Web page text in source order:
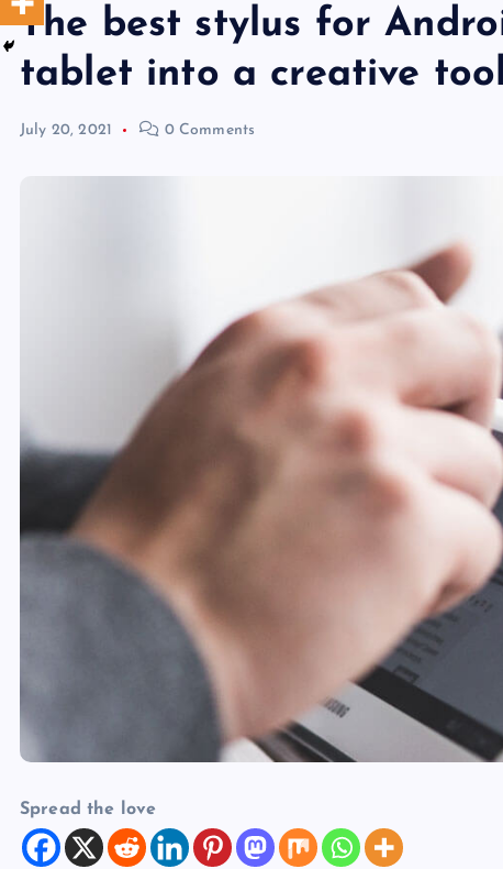
The best stylus for
tablet into a creative tool
July 20, 2021 0 Comments
Spread the love